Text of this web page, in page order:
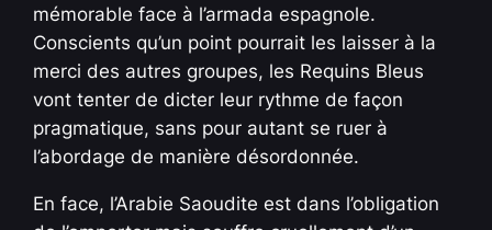
mémorable face à l’armada espagnole.
Conscients qu’un point pourrait les laisser à la
merci des autres groupes, les Requins Bleus
vont tenter de dicter leur rythme de façon
pragmatique, sans pour autant se ruer à
l’abordage de manière désordonnée.
En face, l’Arabie Saoudite est dans l’obligation